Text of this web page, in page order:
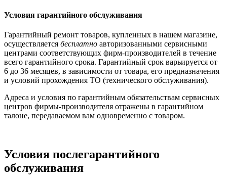
Условия гарантийного обслуживания
Гарантийный ремонт товаров, купленных в нашем магазине,
осуществляется бесплатно авторизованными сервисными
центрами соответствующих фирм-производителей в течение
всего гарантийного срока. Гарантийный срок варьируется от
6 до 36 месяцев, в зависимости от товара, его предназначения
и условий прохождения ТО (технического обслуживания).
Адреса и условия по гарантийным обязательствам сервисных
центров фирмы-производителя отражены в гарантийном
талоне, передаваемом вам одновременно с товаром.
Условия послегарантийного
обслуживания